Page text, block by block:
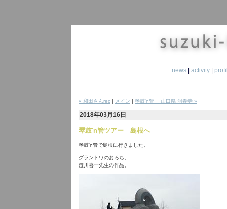
news| activity|
« 和田さんrec | メイン | 琴鼓'n管 山口県 洞春寺 »
2018年03月16日
琴鼓'n管ツアー 島根へ
琴鼓'n管で島根に行きました。
グラントワのおろち。
澄川喜一先生の作品。